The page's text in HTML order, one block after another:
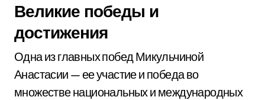
Великие победы и
достижения
Одна из главных побед Микульчиной
Анастасии — ее участие и победа во
множестве национальных и международных